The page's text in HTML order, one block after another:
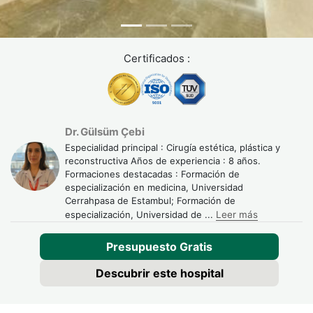
Contraindicaciones médicas
En los siguientes casos, la intervención puede estar
contraindicada o requerir evaluación especializada:
patologías cardiovasculares no controladas.
trastornos de la coagulación o tratamiento
anticoagulante no ajustable.
embarazo o periodo de lactancia.
insuficiencia hepática o renal grave.
¿Cómo se desarrolla la
operación? Protocolo paso a
Certificados :
Dr. Gülsüm Çebi
Especialidad principal : Cirugía estética, plástica y
reconstructiva Años de experiencia : 8 años.
Formaciones destacadas : Formación de
especialización en medicina, Universidad
Cerrahpasa de Estambul; Formación de
especialización, Universidad de ... Leer más
Presupuesto Gratis
Descubrir este hospital